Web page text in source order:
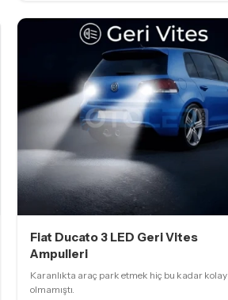
Fiat Ducato 3 LED Geri Vites
Ampulleri
Karanlıkta araç park etmek hiç bu kadar kolay
olmamıştı.